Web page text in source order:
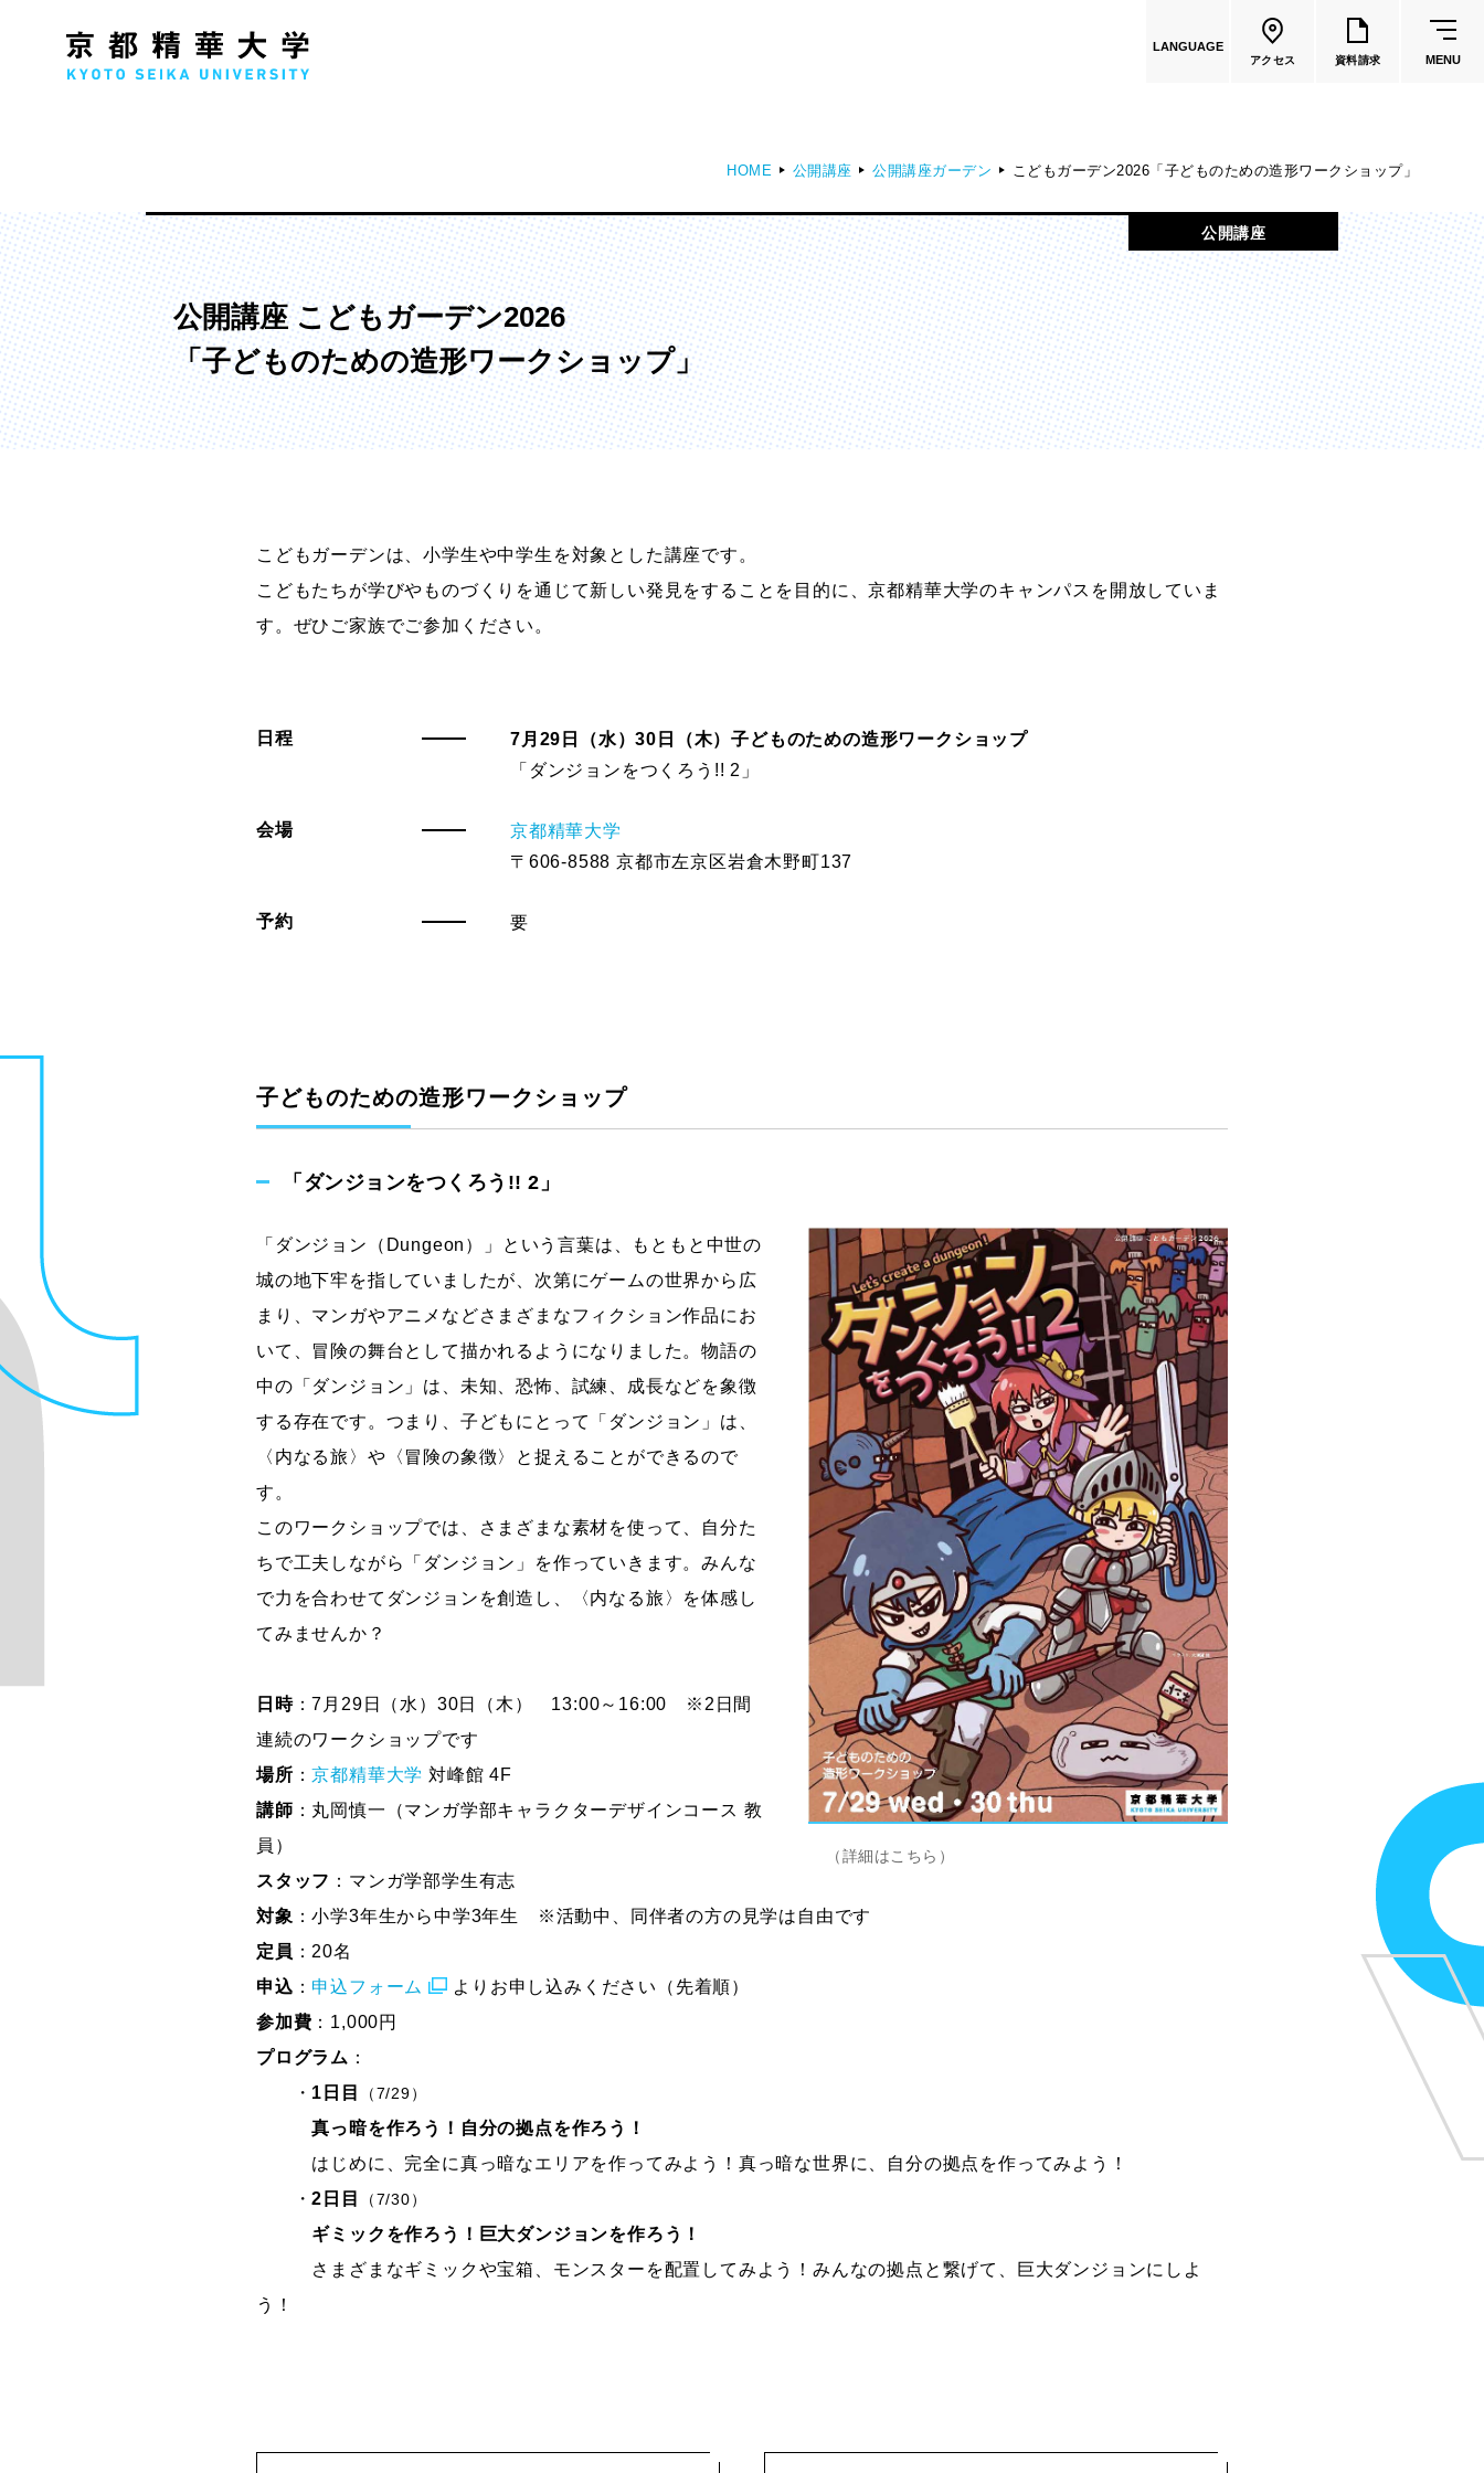
LANGUAGE
アクセス 資料請求 MENU
人文学部
歴史コース
文学コース
社会コース
国際文化コース
国際日本学コース
メディア表現学部
メディア表現学科
芸術学部
造形学科
デジタルクリエイションコース
イラスト学科
プロダクトデザイン学科
新世代マンガコース
キャラクターデザインコース
アニメーションコース
マンガ研究科
共通教育
教員一覧
国際文化学部
（2026年度募集停止）
カートゥーンコース
創造情報学部
HOME 公開講座 公開講座ガーデン こどもガーデン2026「子どものための造形ワークショップ」
公開講座
公開講座 こどもガーデン2026
「子どものための造形ワークショップ」
こどもガーデンは、小学生や中学生を対象とした講座です。
こどもたちが学びやものづくりを通じて新しい発見をすることを目的に、京都精華大学のキャンパスを開放していま
す。ぜひご家族でご参加ください。
日程
7月29日（水）30日（木）子どものための造形ワークショップ
「ダンジョンをつくろう!! 2」
会場
京都精華大学
〒606-8588 京都市左京区岩倉木野町137
予約 要
子どものための造形ワークショップ
「ダンジョンをつくろう!! 2」
（詳細はこちら）
「ダンジョン（Dungeon）」という言葉は、もともと中世の
城の地下牢を指していましたが、次第にゲームの世界から広
まり、マンガやアニメなどさまざまなフィクション作品にお
いて、冒険の舞台として描かれるようになりました。物語の
中の「ダンジョン」は、未知、恐怖、試練、成長などを象徴
する存在です。つまり、子どもにとって「ダンジョン」は、
〈内なる旅〉や〈冒険の象徴〉と捉えることができるので
す。
このワークショップでは、さまざまな素材を使って、自分た
ちで工夫しながら「ダンジョン」を作っていきます。みんな
で力を合わせてダンジョンを創造し、〈内なる旅〉を体感し
てみませんか？
日時：7月29日（水）30日（木） 13:00～16:00 ※2日間
連続のワークショップです
場所 ：京都精華大学 対峰館 4F
講師 ：丸岡慎一（マンガ学部キャラクターデザインコース 教
員）
スタッフ ：マンガ学部学生有志
対象 ：小学3年生から中学3年生 ※活動中、同伴者の方の見学は自由です
定員 ：20名
申込 ： 申込フォーム
よりお申し込みください（先着順）
参加費 ：1,000円
プログラム ：
・ 1日目 （7/29）
真っ暗を作ろう！自分の拠点を作ろう！
はじめに、完全に真っ暗なエリアを作ってみよう！真っ暗な世界に、自分の拠点を作ってみよう！
・2日目 （7/30）
ギミックを作ろう！巨大ダンジョンを作ろう！
さまざまなギミックや宝箱、モンスターを配置してみよう！みんなの拠点と繋げて、巨大ダンジョンにしよ
う！